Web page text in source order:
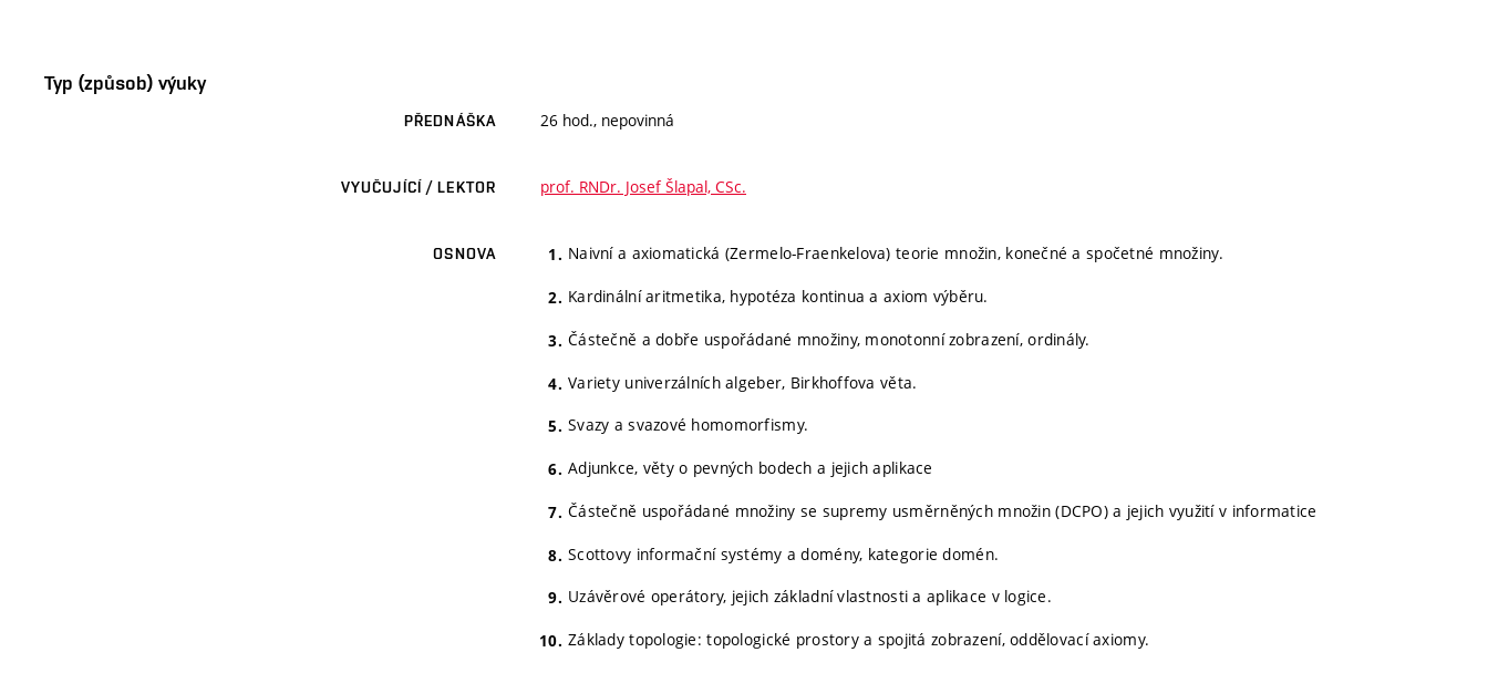
Typ (způsob) výuky
PŘEDNÁŠKA 26 hod., nepovinná
VYUČUJÍCÍ / LEKTOR prof. RNDr. Josef Šlapal, CSc.
OSNOVA Naivní a axiomatická (Zermelo-Fraenkelova) teorie množin, konečné a spočetné množiny.
Kardinální aritmetika, hypotéza kontinua a axiom výběru.
Částečně a dobře uspořádané množiny, monotonní zobrazení, ordinály.
Variety univerzálních algeber, Birkhoffova věta.
Svazy a svazové homomorfismy.
Adjunkce, věty o pevných bodech a jejich aplikace
Částečně uspořádané množiny se supremy usměrněných množin (DCPO) a jejich využití v informatice
Scottovy informační systémy a domény, kategorie domén.
Uzávěrové operátory, jejich základní vlastnosti a aplikace v logice.
Základy topologie: topologické prostory a spojitá zobrazení, oddělovací axiomy.